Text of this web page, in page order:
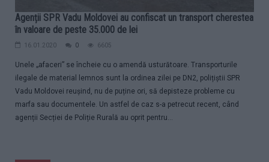
Agenții SPR Vadu Moldovei au confiscat un transport cherestea
în valoare de peste 35.000 de lei
16.01.2020 0 6605
Unele „afaceri” se încheie cu o amendă usturătoare. Transporturile
ilegale de material lemnos sunt la ordinea zilei pe DN2, polițiștii SPR
Vadu Moldovei reușind, nu de puține ori, să depisteze probleme cu
marfa sau documentele. Un astfel de caz s-a petrecut recent, când
agenții Secției de Poliție Rurală au oprit pentru...